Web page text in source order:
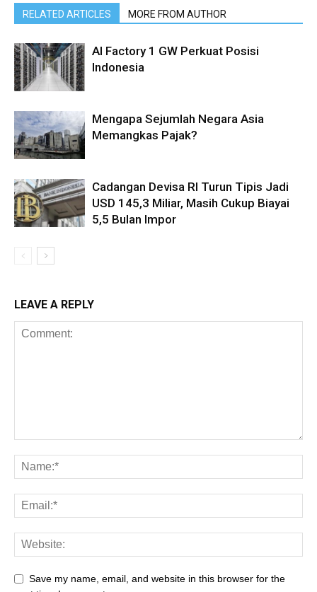
RELATED ARTICLES MORE FROM AUTHOR
AI Factory 1 GW Perkuat Posisi
Indonesia
Mengapa Sejumlah Negara Asia
Memangkas Pajak?
Cadangan Devisa RI Turun Tipis Jadi
USD 145,3 Miliar, Masih Cukup Biayai
5,5 Bulan Impor
LEAVE A REPLY
Save my name, email, and website in this browser for the